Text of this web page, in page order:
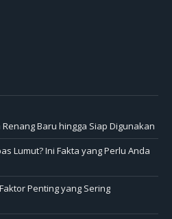
Baru hingga Siap Digunakan
Lumut? Ini Fakta yang Perlu Anda
Penting yang Sering